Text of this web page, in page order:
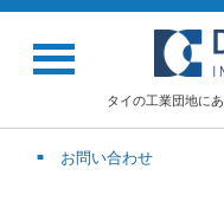
タイの工業団地に
お問い合わせ